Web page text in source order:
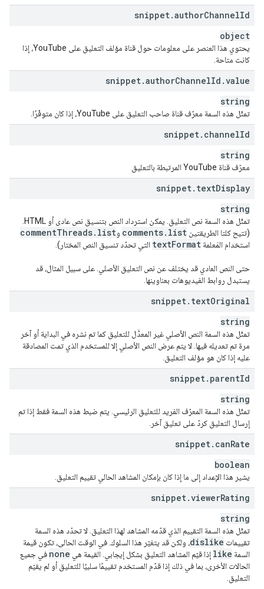
snippet.authorChannelId
object
يحتوي هذا العنصر على معلومات حول قناة مؤلف التعليق على YouTube، إذا
كانت متاحة.
snippet.authorChannelId .value
string
تمثّل هذه السمة معرّف قناة صاحب التعليق على YouTube، إذا كان متوفّرًا.
snippet. channelId
string
معرّف قناة YouTube المرتبطة بالتعليق
snippet. textDisplay
string
(تتيح كلتا الطريقتين
comments. list و commentThreads. list
استخدام المَعلمة textFormat التي تحدّد تنسيق النص المختار).
حتى النص العادي قد يختلف عن نص التعليق الأصلي. على سبيل المثال، قد
يستبدل روابط الفيديوهات بعناوينها.
snippet. textOriginal
string
تمثّل هذه السمة النص الأصلي غير المعدَّل للتعليق كما تم نشره في البداية أو آخر
مرة تم تعديله فيها. لا يتم عرض النص الأصلي إلا للمستخدم الذي تمت المصادقة
عليه إذا كان هو مؤلف التعليق.
snippet. parentId
string
تمثّل هذه السمة المعرّف الفريد للتعليق الرئيسي. يتم ضبط هذه السمة فقط إذا تم
إرسال التعليق كردّ على تعليق آخر.
snippet. canRate
boolean
يشير هذا الإعداد إلى ما إذا كان بإمكان المشاهد الحالي تقييم التعليق.
snippet.viewerRating
string
تمثّل هذه السمة التقييم الذي قدّمه المشاهد لهذا التعليق. لا تحدّد هذه السمة
تقييمات dislike، ولكن قد يتغيّر هذا السلوك. في الوقت الحالي، تكون قيمة
السمة like إذا قيّم المشاهد التعليق بشكل إيجابي. القيمة هي none في جميع
الحالات الأخرى، بما في ذلك إذا قدّم المستخدم تقييمًا سلبيًا للتعليق أو لم يقيّم
التعليق.